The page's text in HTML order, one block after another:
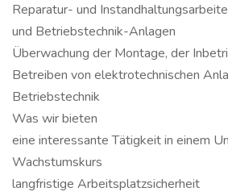
Reparatur- und
und Betriebstechnik-Anlagen
Überwachung der Montage, der
Betreiben von elektrotechnischen
Betriebstechnik
Was wir bieten
eine interessante Tätigkeit in einem
Wachstumskurs
langfristige Arbeitsplatzsicherheit